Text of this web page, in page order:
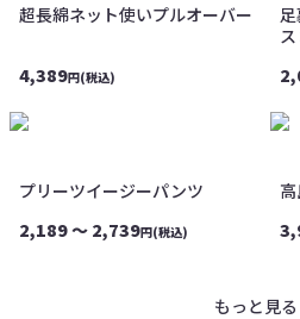
超長綿ネット使いプルオーバー
4,389円(税込)
プリーツイージーパンツ
2,189 ～ 2,739円(税込)
もっと見る